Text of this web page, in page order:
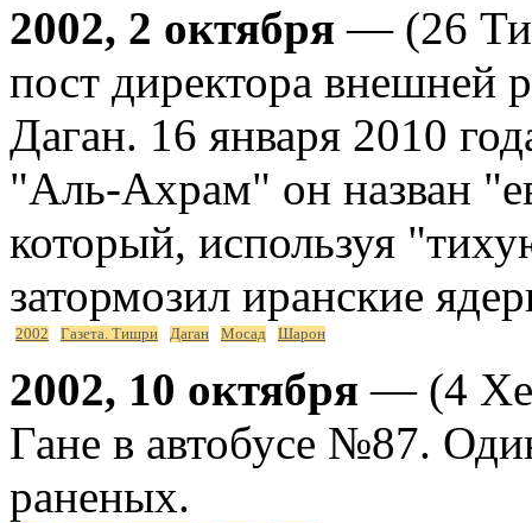
2002, 2 октября — (26
пост директора внешней
Даган. 16 января 2010
"Аль-Ахрам" он назван
который, используя
затормозил иранские
2002 Газета. Тишри Даган Мосад Шарон
2002, 10 октября — (4
Гане в автобусе №87.
раненых.